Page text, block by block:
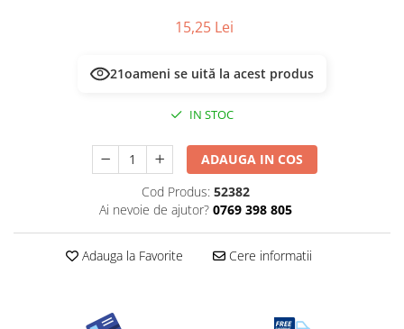
15,25 Lei
21oameni se uită la acest produs
IN STOC
ADAUGA IN COS
Cod Produs: 52382
Ai nevoie de ajutor? 0769 398 805
Adauga la Favorite Cere informatii